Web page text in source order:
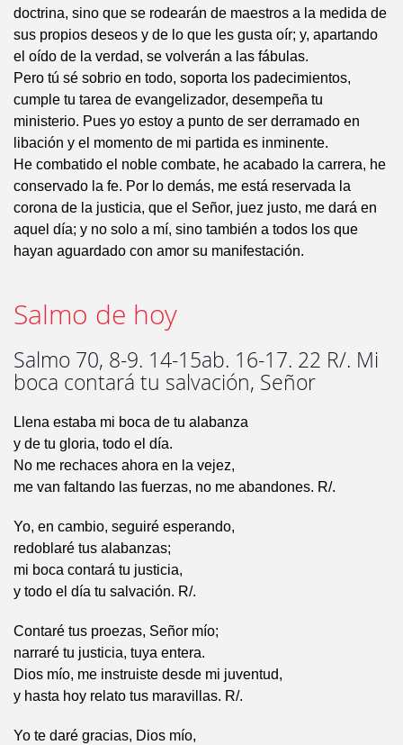
doctrina, sino que se rodearán de maestros a la medida de
sus propios deseos y de lo que les gusta oír; y, apartando
el oído de la verdad, se volverán a las fábulas.
Pero tú sé sobrio en todo, soporta los padecimientos,
cumple tu tarea de evangelizador, desempeña tu
ministerio. Pues yo estoy a punto de ser derramado en
libación y el momento de mi partida es inminente.
He combatido el noble combate, he acabado la carrera, he
conservado la fe. Por lo demás, me está reservada la
corona de la justicia, que el Señor, juez justo, me dará en
aquel día; y no solo a mí, sino también a todos los que
hayan aguardado con amor su manifestación.
Salmo de hoy
Salmo 70, 8-9. 14-15ab. 16-17. 22 R/. Mi
boca contará tu salvación, Señor
Llena estaba mi boca de tu alabanza
y de tu gloria, todo el día.
No me rechaces ahora en la vejez,
me van faltando las fuerzas, no me abandones. R/.
Yo, en cambio, seguiré esperando,
redoblaré tus alabanzas;
mi boca contará tu justicia,
y todo el día tu salvación. R/.
Contaré tus proezas, Señor mío;
narraré tu justicia, tuya entera.
Dios mío, me instruiste desde mi juventud,
y hasta hoy relato tus maravillas. R/.
Yo te daré gracias, Dios mío,